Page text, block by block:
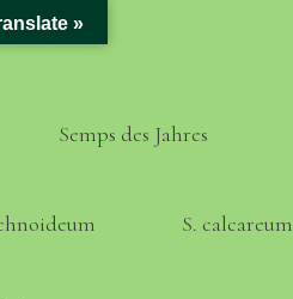
Semps des Jahres
S. calcareum
»